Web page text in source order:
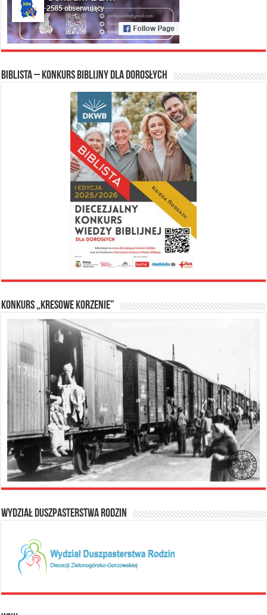
Biblista – konkurs biblijny dla dorosłych
Konkurs „Kresowe Korzenie”
Wydział Duszpasterstwa Rodzin